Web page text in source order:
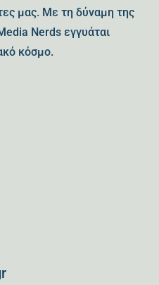
μας. Με τη δύναμη της
Nerds εγγυάται
κόσμο.